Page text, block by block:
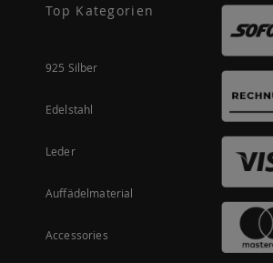
Top Kategorien
925 Silber
Edelstahl
Leder
Auffädelmaterial
Accessories